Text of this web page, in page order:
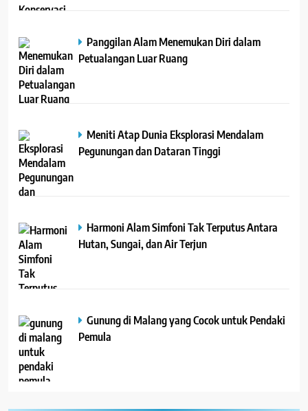
Panggilan Alam Menemukan Diri dalam
Petualangan Luar Ruang
Meniti Atap Dunia Eksplorasi Mendalam
Pegunungan dan Dataran Tinggi
Harmoni Alam Simfoni Tak Terputus Antara
Hutan, Sungai, dan Air Terjun
Gunung di Malang yang Cocok untuk Pendaki
Pemula